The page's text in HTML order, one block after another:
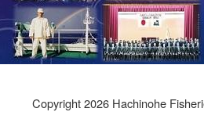
Copyright 2026 Hachinohe